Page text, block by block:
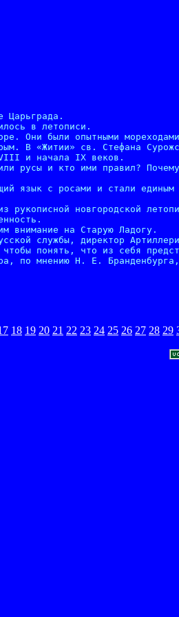
Царьграда.
в летописи.
Они были опытными
В «Житии» св. Стефана
VIII и начала IX веков.
русы и кто ими правил?
язык с росами и стали единым
рукописной новгородской
внимание на Старую Ладогу.
службы, директор
понять, что из себя
по мнению Н. Е.
18 19 20 21 22 23 24 25 26 27 28 29